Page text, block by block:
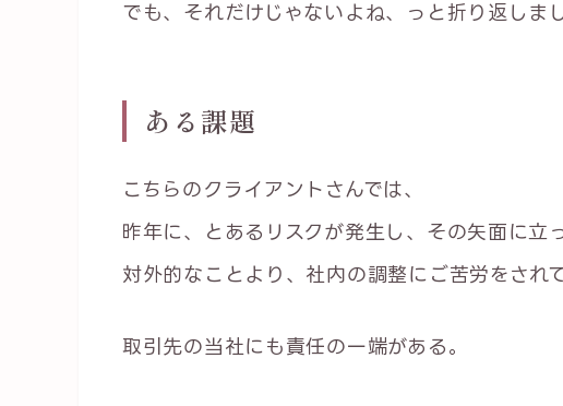
でも、それだけじゃないよね、っと折り返しまし
ある課題
こちらのクライアントさんでは、
昨年に、とあるリスクが発生し、その矢面に立
対外的なことより、社内の調整にご苦労をされ
取引先の当社にも責任の一端がある。